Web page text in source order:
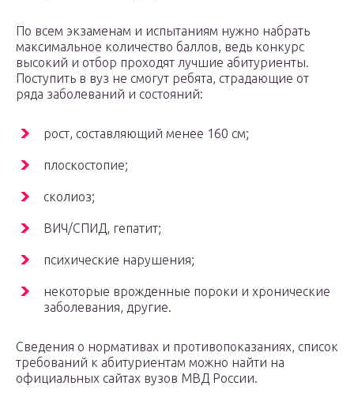
По всем экзаменам и испытаниям нужно набрать
максимальное количество баллов, ведь конкурс
высокий и отбор проходят лучшие абитуриенты.
Поступить в вуз не смогут ребята, страдающие от
ряда заболеваний и состояний:
рост, составляющий менее 160 см;
плоскостопие;
сколиоз;
ВИЧ/СПИД, гепатит;
психические нарушения;
некоторые врожденные пороки и хронические
заболевания, другие.
Сведения о нормативах и противопоказаниях, список
требований к абитуриентам можно найти на
официальных сайтах вузов МВД России.